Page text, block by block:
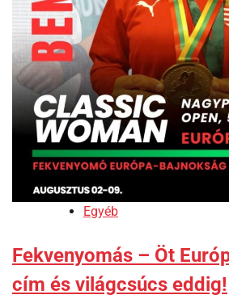
Egyéb
Fekvenyomás – Öt
cím és világcsúcs eddig!